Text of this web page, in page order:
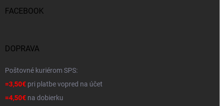
FACEBOOK
DOPRAVA
Poštovné kuriérom SPS:
=3,50€ pri platbe vopred na účet
=4,50€ na dobierku